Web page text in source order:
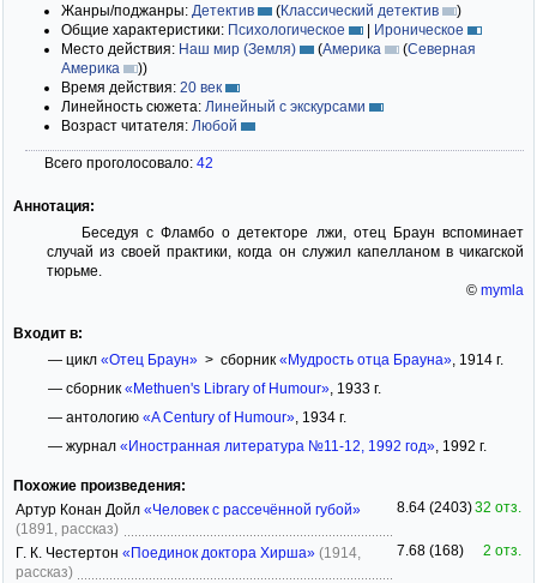
Жанры/поджанры: Детектив (Классический детектив
)
Общие характеристики: Психологическое | Ироническое
Место действия: Наш мир (Земля) (Америка (Северная
Америка
))
Время действия: 20 век
Линейность сюжета: Линейный с экскурсами
Возраст читателя: Любой
Всего проголосовало: 42
Аннотация:
Беседуя с Фламбо о детекторе лжи, отец Браун вспоминает
случай из своей практики, когда он служил капелланом в чикагской
тюрьме.
© mymla
Входит в:
— цикл «Отец Браун»> сборник «Мудрость отца Брауна», 1914 г.
— сборник «Methuen's Library of Humour», 1933 г.
— антологию «A Century of Humour», 1934 г.
— журнал «Иностранная литература №11-12, 1992 год», 1992 г.
Похожие произведения:
Артур Конан Дойл «Человек с рассечённой губой»
(1891, рассказ)
8.64 (2403)32 отз.
Г. К. Честертон «Поединок доктора Хирша» (1914,
рассказ)
7.68 (168) 2 отз.